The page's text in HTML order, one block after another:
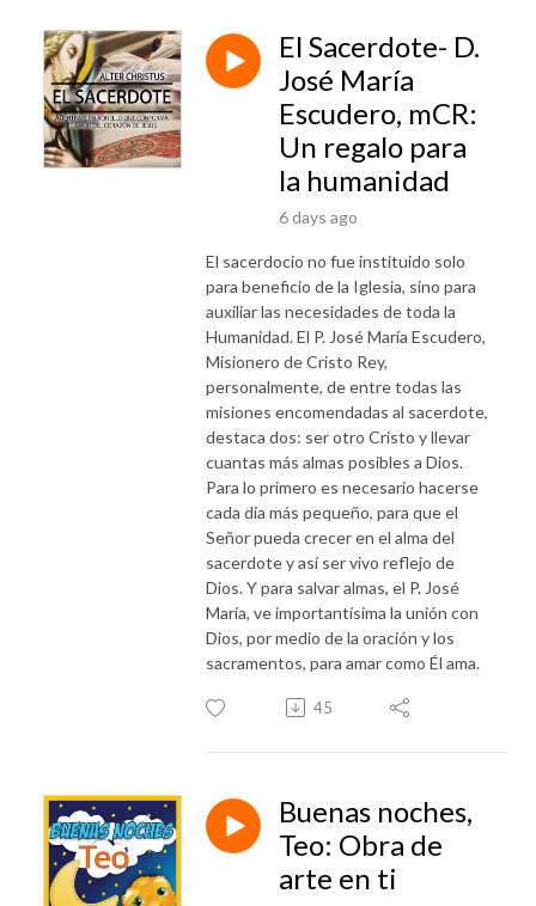
El Sacerdote- D.
José María
Escudero, mCR:
Un regalo para
la humanidad
6 days ago
El sacerdocio no fue instituido solo
para beneficio de la Iglesia, sino para
auxiliar las necesidades de toda la
Humanidad. El P. José María Escudero,
Misionero de Cristo Rey,
personalmente, de entre todas las
misiones encomendadas al sacerdote,
destaca dos: ser otro Cristo y llevar
cuantas más almas posibles a Dios.
Para lo primero es necesario hacerse
cada día más pequeño, para que el
Señor pueda crecer en el alma del
sacerdote y así ser vivo reflejo de
Dios. Y para salvar almas, el P. José
María, ve importantísima la unión con
Dios, por medio de la oración y los
sacramentos, para amar como Él ama.
45
Buenas noches,
Teo: Obra de
arte en ti